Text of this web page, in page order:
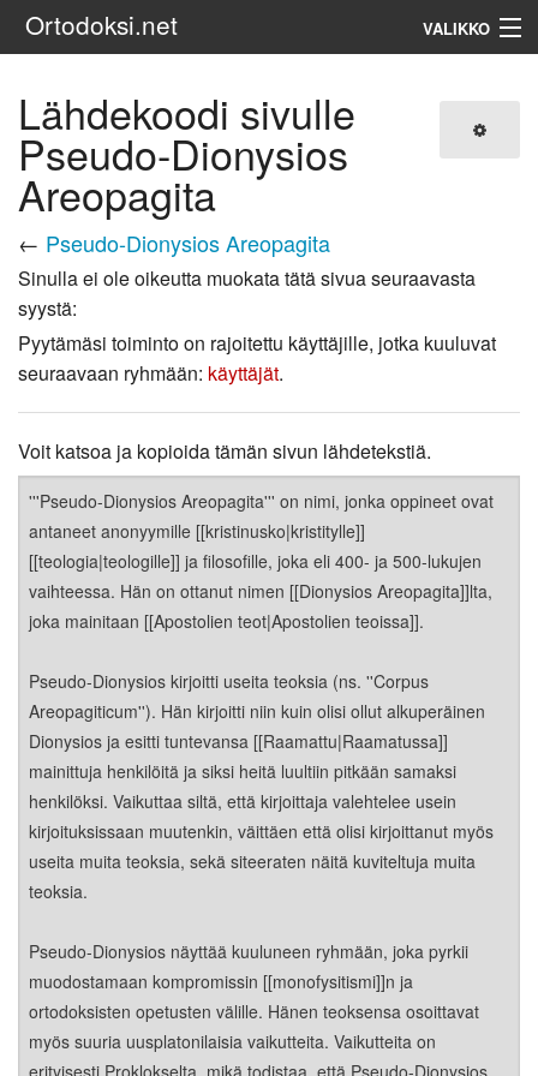
Ortodoksi.net VALIKKO
Haku
Lähdekoodi sivulle
Pseudo-Dionysios
Areopagita
← Pseudo-Dionysios Areopagita
Sinulla ei ole oikeutta muokata tätä sivua seuraavasta
syystä:
Pyytämäsi toiminto on rajoitettu käyttäjille, jotka kuuluvat
seuraavaan ryhmään: käyttäjät.
Voit katsoa ja kopioida tämän sivun lähdetekstiä.